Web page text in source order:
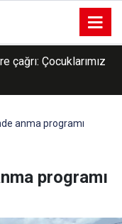
çağrı: Çocuklarımız
anma programı
programı